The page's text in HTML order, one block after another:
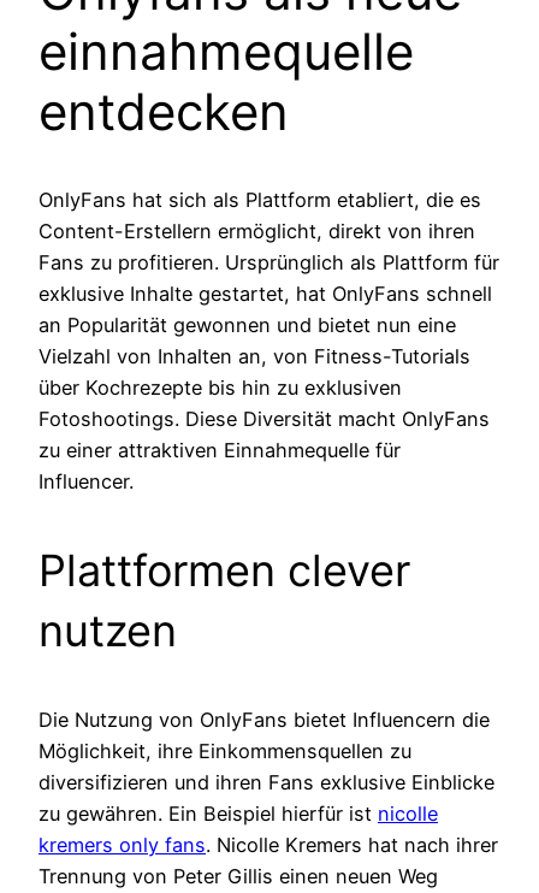
einnahmequelle
entdecken
OnlyFans hat sich als Plattform etabliert, die es
Content-Erstellern ermöglicht, direkt von ihren
Fans zu profitieren. Ursprünglich als Plattform für
exklusive Inhalte gestartet, hat OnlyFans schnell
an Popularität gewonnen und bietet nun eine
Vielzahl von Inhalten an, von Fitness-Tutorials
über Kochrezepte bis hin zu exklusiven
Fotoshootings. Diese Diversität macht OnlyFans
zu einer attraktiven Einnahmequelle für
Influencer.
Plattformen clever
nutzen
Die Nutzung von OnlyFans bietet Influencern die
Möglichkeit, ihre Einkommensquellen zu
diversifizieren und ihren Fans exklusive Einblicke
zu gewähren. Ein Beispiel hierfür ist nicolle
kremers only fans. Nicolle Kremers hat nach ihrer
Trennung von Peter Gillis einen neuen Weg